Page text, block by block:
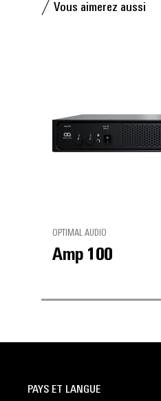
Vous aimerez aussi
OPTIMAL AUDIO
Amp 100
PAYS ET LANGUE